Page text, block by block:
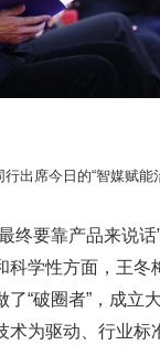
席今日的“智媒赋能治
要靠产品来说话
科学性方面，王冬
“破圈者”，成立
术为驱动、行业标